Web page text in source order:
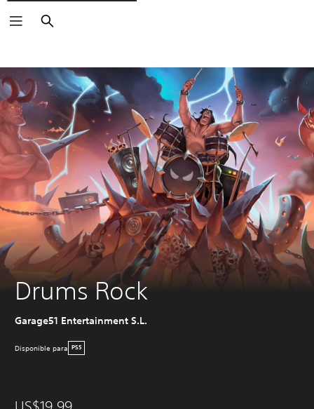
Buscar
Drums Rock
Garage51 Entertainment S.L.
Disponible para PS5